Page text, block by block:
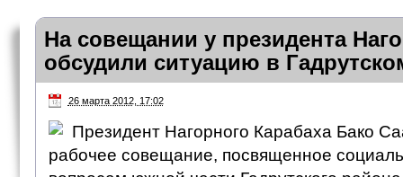
На совещании у президента
обсудили ситуацию в
26 марта 2012, 17:02
Президент Нагорного Карабаха Бако
рабочее совещание, посвященное